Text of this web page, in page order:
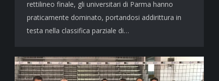
rettilineo finale, gli universitari di Parma hanno
praticamente dominato, portandosi addirittura in
testa nella classifica parziale di…